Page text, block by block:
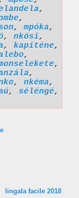
,
,
,mpóka,
, nkósi,
, kapíténe,
,
,
,
, nkéma,
, séléngé,
lingala facile 2018